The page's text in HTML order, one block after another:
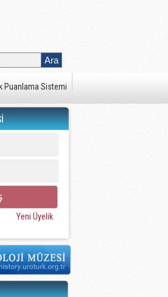
Puanlama Sistemi
Yeni Üyelik